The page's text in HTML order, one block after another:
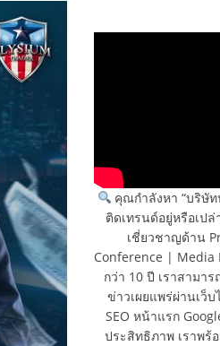
คุณกำลังหา “บริษั
ติดเทรนด์อยู่หรือเปล่
เชี่ยวชาญด้าน
Conference | Media
กว่า 10 ปี เราสามา
ข่าวเผยแพร่ผ่านเว็
SEO หน้าแรก
ประสิทธิภาพ เราพร้